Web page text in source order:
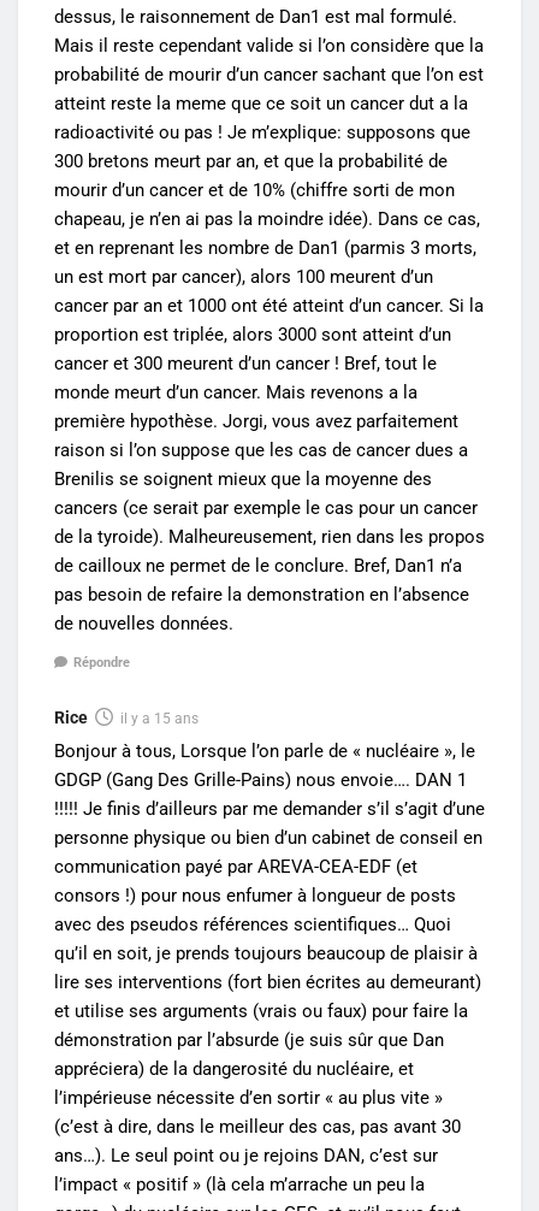
dessus, le raisonnement de Dan1 est mal formulé.
Mais il reste cependant valide si l’on considère que la
probabilité de mourir d’un cancer sachant que l’on est
atteint reste la meme que ce soit un cancer dut a la
radioactivité ou pas ! Je m’explique: supposons que
300 bretons meurt par an, et que la probabilité de
mourir d’un cancer et de 10% (chiffre sorti de mon
chapeau, je n’en ai pas la moindre idée). Dans ce cas,
et en reprenant les nombre de Dan1 (parmis 3 morts,
un est mort par cancer), alors 100 meurent d’un
cancer par an et 1000 ont été atteint d’un cancer. Si la
proportion est triplée, alors 3000 sont atteint d’un
cancer et 300 meurent d’un cancer ! Bref, tout le
monde meurt d’un cancer. Mais revenons a la
première hypothèse. Jorgi, vous avez parfaitement
raison si l’on suppose que les cas de cancer dues a
Brenilis se soignent mieux que la moyenne des
cancers (ce serait par exemple le cas pour un cancer
de la tyroide). Malheureusement, rien dans les propos
de cailloux ne permet de le conclure. Bref, Dan1 n’a
pas besoin de refaire la demonstration en l’absence
de nouvelles données.
Répondre
Rice il y a 15 ans
Bonjour à tous, Lorsque l’on parle de « nucléaire », le
GDGP (Gang Des Grille-Pains) nous envoie…. DAN 1
!!!!! Je finis d’ailleurs par me demander s’il s’agit d’une
personne physique ou bien d’un cabinet de conseil en
communication payé par AREVA-CEA-EDF (et
consors !) pour nous enfumer à longueur de posts
avec des pseudos références scientifiques… Quoi
qu’il en soit, je prends toujours beaucoup de plaisir à
lire ses interventions (fort bien écrites au demeurant)
et utilise ses arguments (vrais ou faux) pour faire la
démonstration par l’absurde (je suis sûr que Dan
appréciera) de la dangerosité du nucléaire, et
l’impérieuse nécessite d’en sortir « au plus vite »
(c’est à dire, dans le meilleur des cas, pas avant 30
ans…). Le seul point ou je rejoins DAN, c’est sur
l’impact « positif » (là cela m’arrache un peu la